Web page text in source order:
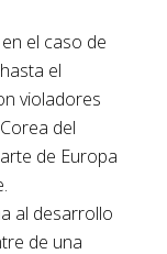
el caso de
el
violadores
del
de Europa
al desarrollo
de una